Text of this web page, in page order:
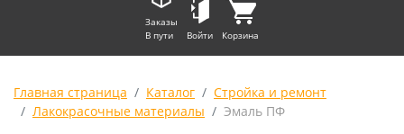
Заказы
В пути
Войти Корзина
Главная страница Каталог
Стройка и ремонт
Лакокрасочные материалы
Эмаль ПФ